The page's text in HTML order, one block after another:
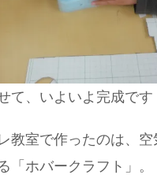
て、いよいよ完成です
教室で作ったのは、
「ホバークラフト」。